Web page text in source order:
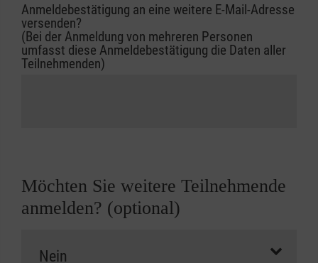
Anmeldebestätigung an eine weitere E-Mail-Adresse
versenden?
(Bei der Anmeldung von mehreren Personen
umfasst diese Anmeldebestätigung die Daten aller
Teilnehmenden)
Möchten Sie weitere Teilnehmende
anmelden? (optional)